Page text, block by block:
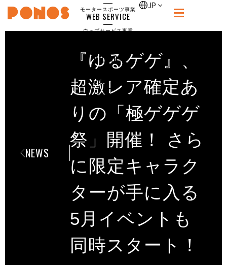
PONOS
モータースポーツ事業
WEB SERVICE
ウェブサービス事業
RECRUIT
CONTACT
お問合せ
JP
NEWS
『ゆるゲゲ』、
超激レア確定あ
りの「極ゲゲゲ
祭」開催！ さら
に限定キャラク
ターが手に入る
5月イベントも
同時スタート！